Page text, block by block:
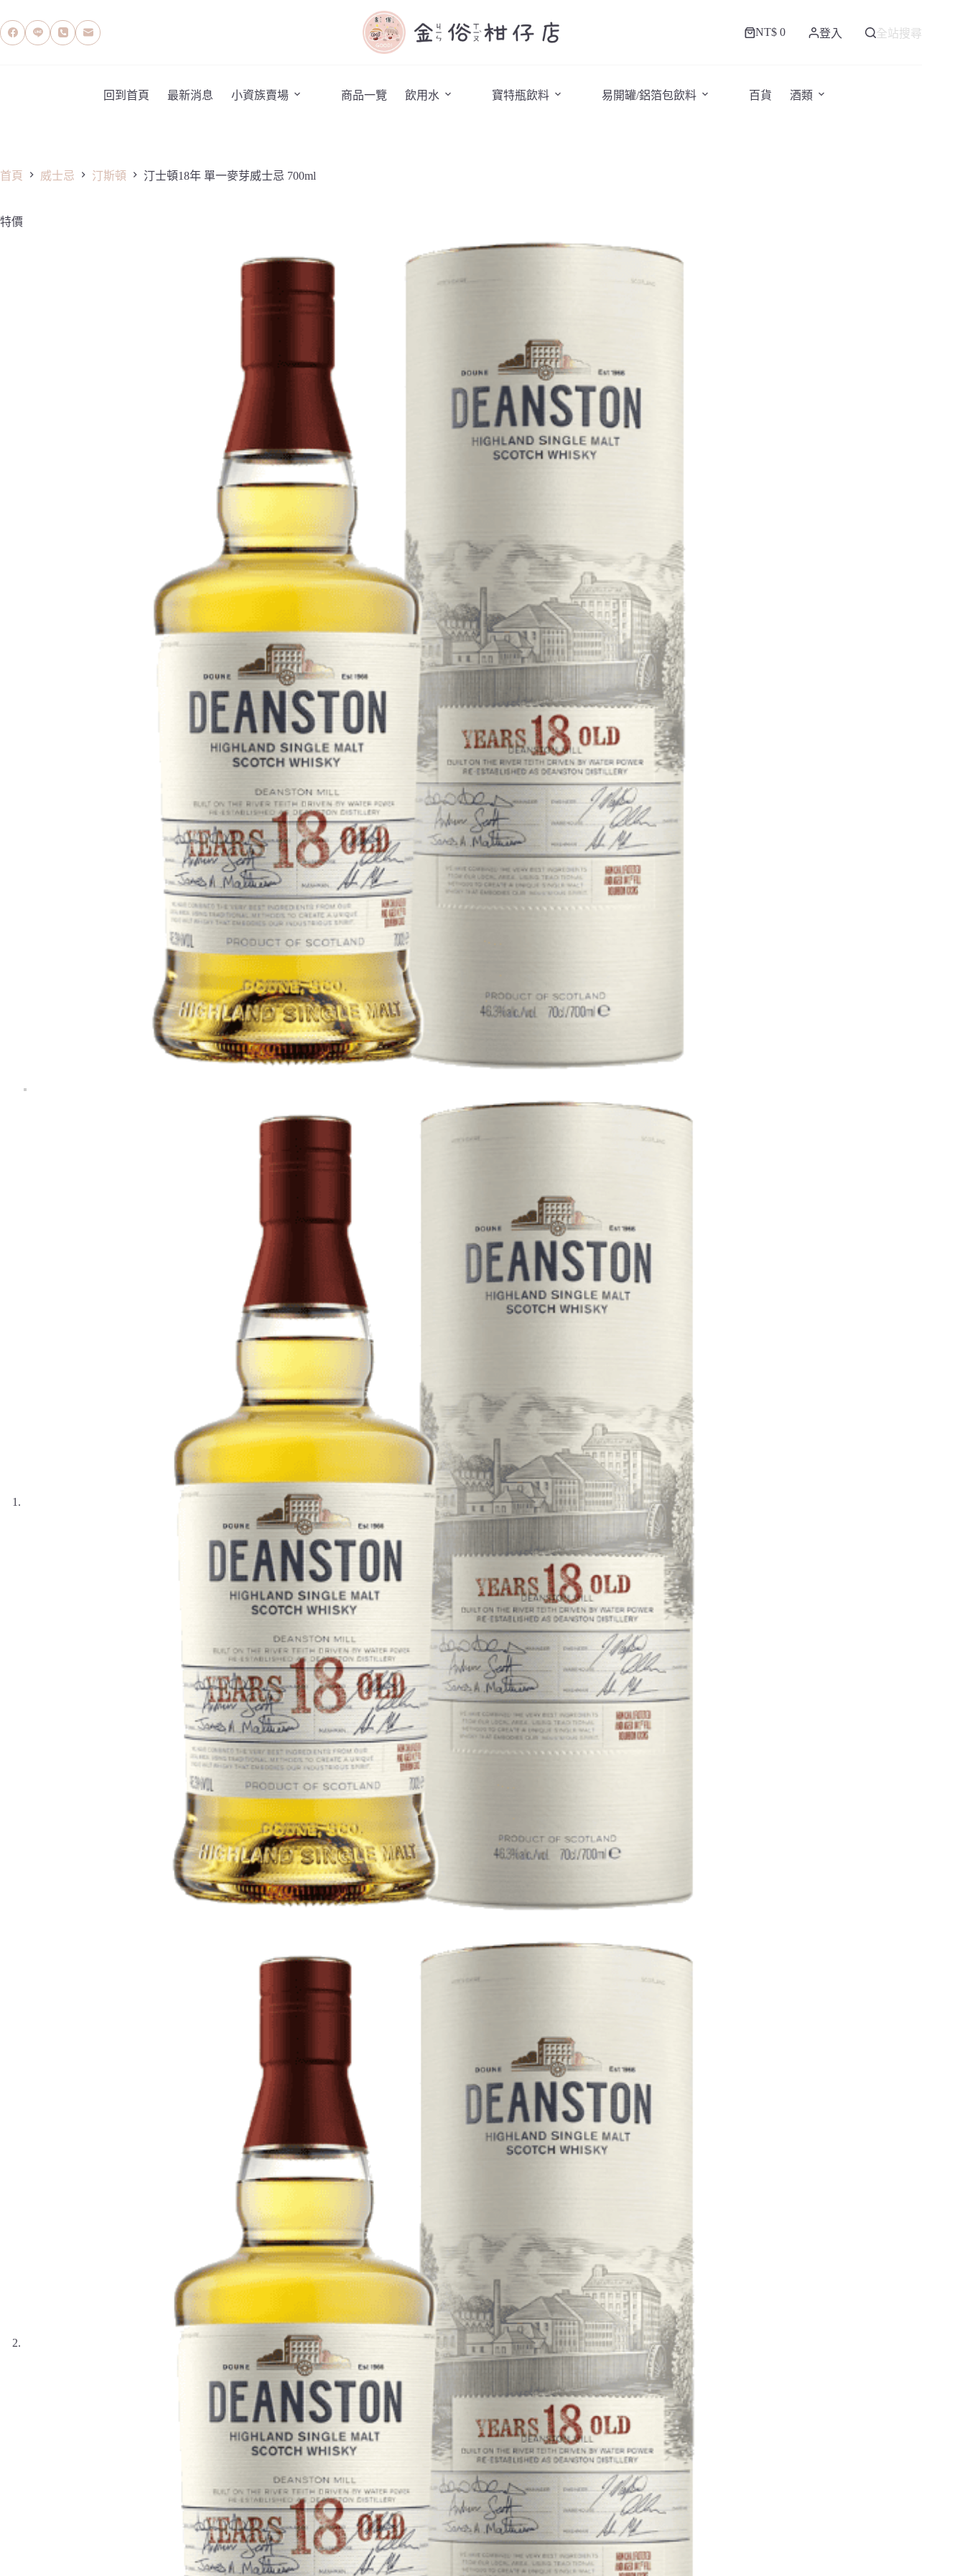
至
主
購
NT$ 0 登入 全站搜尋
回到首頁 最新消息 小資族賣場 商品一覽 飲用水 寶特瓶飲料 易開罐/鋁箔包飲料 百貨 酒類
首頁 威士忌 汀斯頓 汀士頓18年 單一麥芽威士忌 700ml
特價